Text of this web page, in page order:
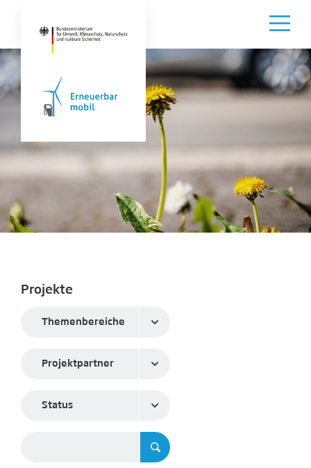
Projekte
Themenbereiche
Projektpartner
Status